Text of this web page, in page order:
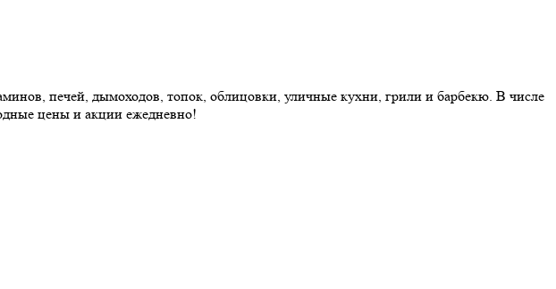
печей, дымоходов, топок, облицовки, уличные кухни, грили и барбекю. В числе
цены и акции ежедневно!